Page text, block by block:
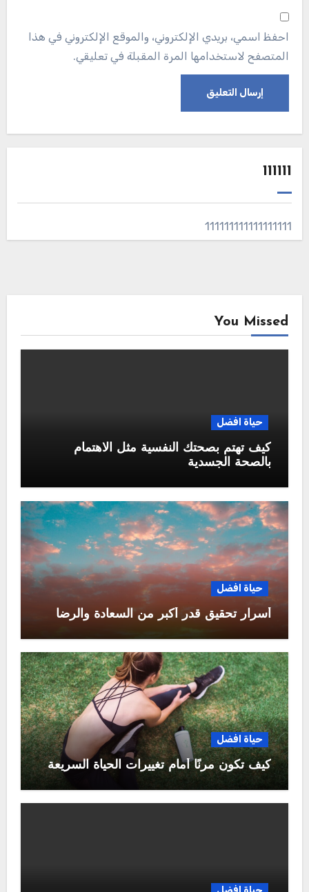
احفظ اسمي، بريدي الإلكتروني، والموقع الإلكتروني في هذا
المتصفح لاستخدامها المرة المقبلة في تعليقي.
111111
111111111111111111
You Missed
حياة افضل
كيف تهتم بصحتك النفسية مثل الاهتمام
بالصحة الجسدية
حياة افضل
أسرار تحقيق قدر أكبر من السعادة والرضا
حياة افضل
كيف تكون مرنًا أمام تغييرات الحياة السريعة